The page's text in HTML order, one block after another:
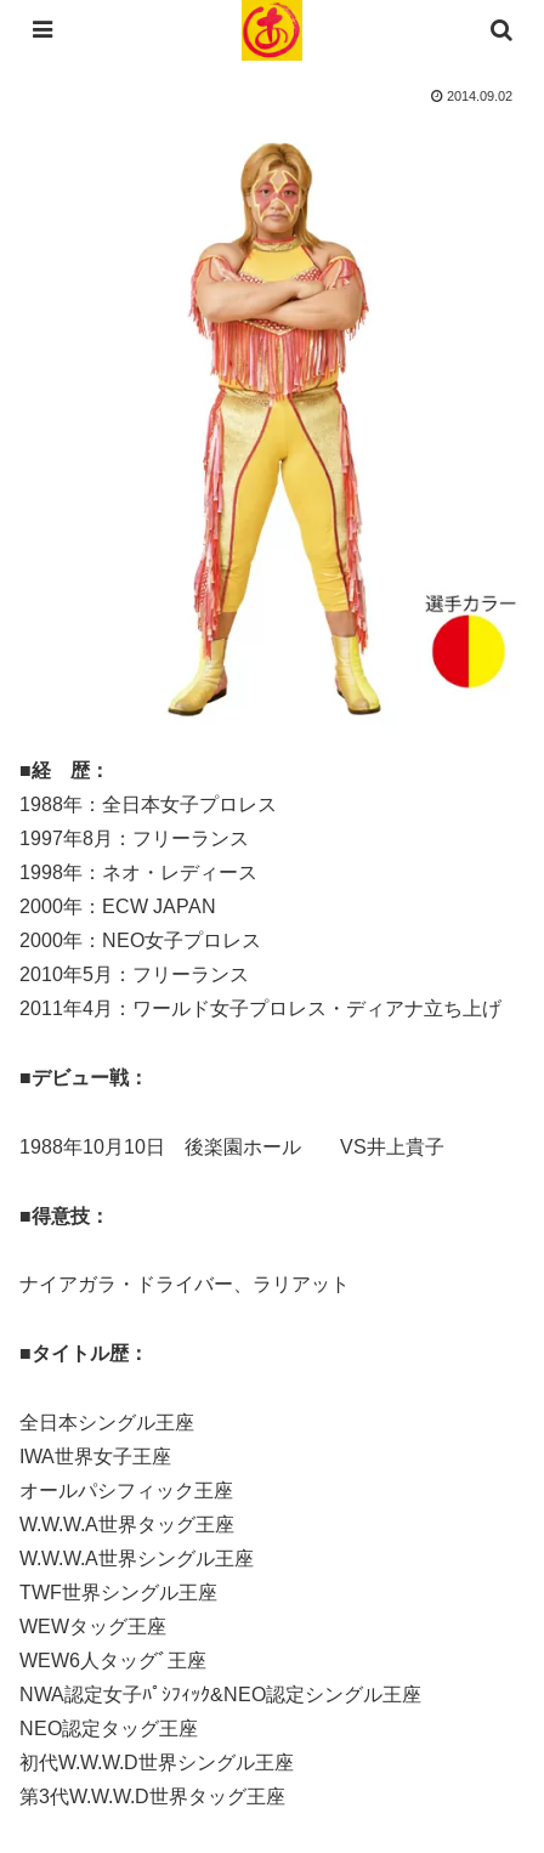
コンテンツへスキップ
2014.09.02
■経 歴：
1988年：全日本女子プロレス
1997年8月：フリーランス
1998年：ネオ・レディース
2000年：ECW JAPAN
2000年：NEO女子プロレス
2010年5月：フリーランス
2011年4月：ワールド女子プロレス・ディアナ立ち上げ
■デビュー戦：
1988年10月10日 後楽園ホール VS井上貴子
■得意技：
ナイアガラ・ドライバー、ラリアット
■タイトル歴：
全日本シングル王座
IWA世界女子王座
オールパシフィック王座
W.W.W.A世界タッグ王座
W.W.W.A世界シングル王座
TWF世界シングル王座
WEWタッグ王座
WEW6人タッグﾞ王座
NWA認定女子ﾊﾟｼﾌｨｯｸ&NEO認定シングル王座
NEO認定タッグ王座
初代W.W.W.D世界シングル王座
第3代W.W.W.D世界タッグ王座